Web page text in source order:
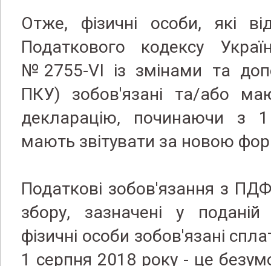
Отже, фізичні особи, які
Податкового кодексу
№2755-VI із змінами та
ПКУ) зобов'язані та/або
декларацію, починаючи з
мають звітувати за новою
Податкові зобов'язання з
збору, зазначені у поданій
фізичні особи зобов'язані
1 серпня 2018 року - це